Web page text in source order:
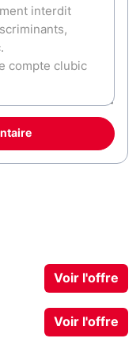
Voir l'offre
Voir l'offre